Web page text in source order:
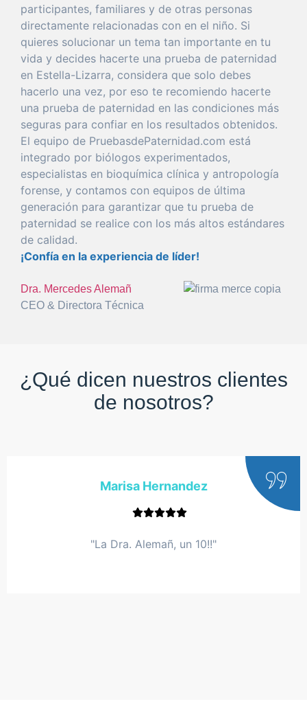
participantes, familiares y de otras personas
directamente relacionadas con en el niño. Si
quieres solucionar un tema tan importante en tu
vida y decides hacerte una prueba de paternidad
en Estella-Lizarra, considera que solo debes
hacerlo una vez, por eso te recomiendo hacerte
una prueba de paternidad en las condiciones más
seguras para confiar en los resultados obtenidos.
El equipo de PruebasdePaternidad.com está
integrado por biólogos experimentados,
especialistas en bioquímica clínica y antropología
forense, y contamos con equipos de última
generación para garantizar que tu prueba de
paternidad se realice con los más altos estándares
de calidad.
¡Confía en la experiencia de líder!
Dra. Mercedes Alemañ
CEO & Directora Técnica
¿Qué dicen nuestros clientes
de nosotros?
Marisa Hernandez
"La Dra. Alemañ, un 10!!"